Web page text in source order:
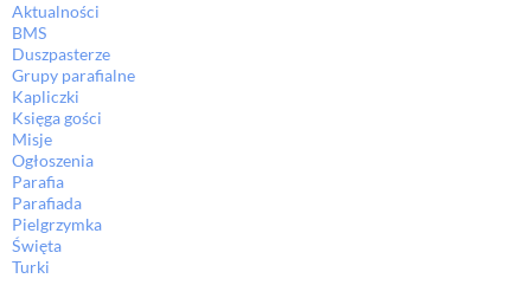
Aktualności
BMS
Duszpasterze
Grupy parafialne
Kapliczki
Księga gości
Misje
Ogłoszenia
Parafia
Parafiada
Pielgrzymka
Święta
Turki